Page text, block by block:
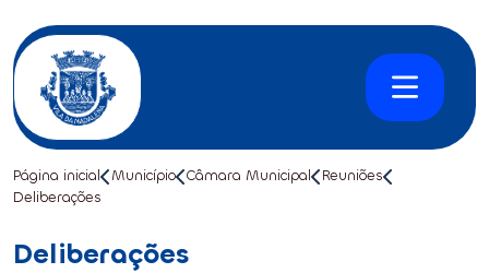
Página inicial Município Câmara Municipal
Reuniões
Deliberações
Deliberações